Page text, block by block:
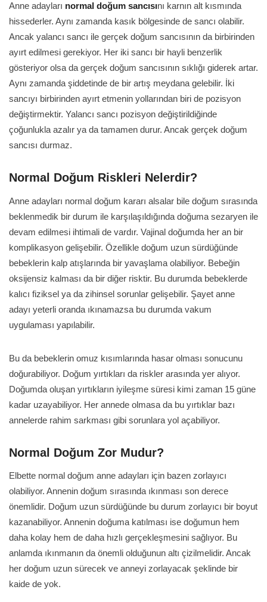
Anne adayları normal doğum sancısını karnın alt kısmında
hissederler. Aynı zamanda kasık bölgesinde de sancı olabilir.
Ancak yalancı sancı ile gerçek doğum sancısının da birbirinden
ayırt edilmesi gerekiyor. Her iki sancı bir hayli benzerlik
gösteriyor olsa da gerçek doğum sancısının sıklığı giderek artar.
Aynı zamanda şiddetinde de bir artış meydana gelebilir. İki
sancıyı birbirinden ayırt etmenin yollarından biri de pozisyon
değiştirmektir. Yalancı sancı pozisyon değiştirildiğinde
çoğunlukla azalır ya da tamamen durur. Ancak gerçek doğum
sancısı durmaz.
Normal Doğum Riskleri Nelerdir?
Anne adayları normal doğum kararı alsalar bile doğum sırasında
beklenmedik bir durum ile karşılaşıldığında doğuma sezaryen ile
devam edilmesi ihtimali de vardır. Vajinal doğumda her an bir
komplikasyon gelişebilir. Özellikle doğum uzun sürdüğünde
bebeklerin kalp atışlarında bir yavaşlama olabiliyor. Bebeğin
oksijensiz kalması da bir diğer risktir. Bu durumda bebeklerde
kalıcı fiziksel ya da zihinsel sorunlar gelişebilir. Şayet anne
adayı yeterli oranda ıkınamazsa bu durumda vakum
uygulaması yapılabilir.
Bu da bebeklerin omuz kısımlarında hasar olması sonucunu
doğurabiliyor. Doğum yırtıkları da riskler arasında yer alıyor.
Doğumda oluşan yırtıkların iyileşme süresi kimi zaman 15 güne
kadar uzayabiliyor. Her annede olmasa da bu yırtıklar bazı
annelerde rahim sarkması gibi sorunlara yol açabiliyor.
Normal Doğum Zor Mudur?
Elbette normal doğum anne adayları için bazen zorlayıcı
olabiliyor. Annenin doğum sırasında ıkınması son derece
önemlidir. Doğum uzun sürdüğünde bu durum zorlayıcı bir boyut
kazanabiliyor. Annenin doğuma katılması ise doğumun hem
daha kolay hem de daha hızlı gerçekleşmesini sağlıyor. Bu
anlamda ıkınmanın da önemli olduğunun altı çizilmelidir. Ancak
her doğum uzun sürecek ve anneyi zorlayacak şeklinde bir
kaide de yok.